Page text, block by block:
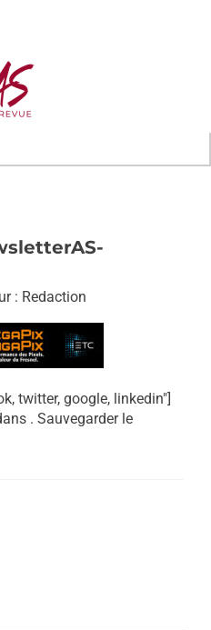
: Redaction
twitter, google, linkedin"]
. Sauvegarder le